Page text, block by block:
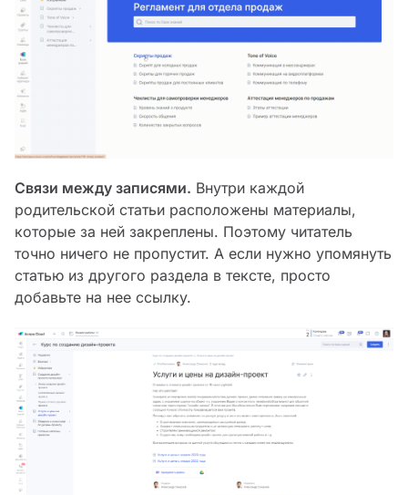
Связи между записями. Внутри каждой
родительской статьи расположены материалы,
которые за ней закреплены. Поэтому читатель
точно ничего не пропустит. А если нужно упомянуть
статью из другого раздела в тексте, просто
добавьте на нее ссылку.